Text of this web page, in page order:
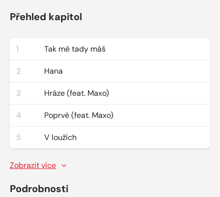
Přehled kapitol
1 Tak mě tady máš
2 Hana
3 Hráze (feat. Maxo)
4 Poprvé (feat. Maxo)
5 V loužích
Zobrazit více
Podrobnosti